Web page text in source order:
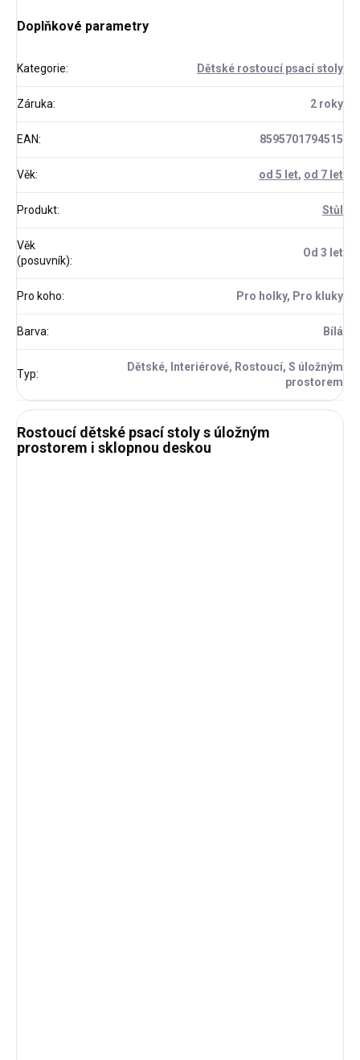
Doplňkové parametry
Kategorie: Dětské rostoucí psací stoly
Záruka: 2 roky
EAN: 8595701794515
Věk: od 5 let, od 7 let
Produkt: Stůl
Věk
(posuvník):
Od 3 let
Pro koho: Pro holky, Pro kluky
Barva: Bílá
Typ:
Dětské, Interiérové, Rostoucí, S úložným
prostorem
Rostoucí dětské psací stoly s úložným
prostorem i sklopnou deskou